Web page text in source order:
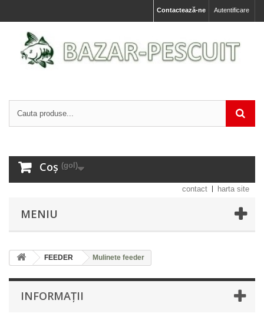
Autentificare
Contactează-ne
Coș (gol)
contact harta site
MENIU
FEEDER Mulinete feeder
INFORMAȚII